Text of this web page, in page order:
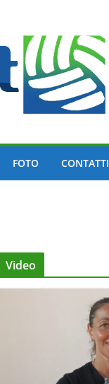
FOTO CONTATTI
Video